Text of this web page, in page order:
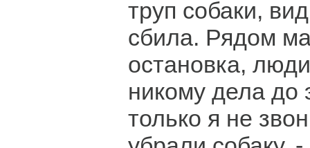
труп собаки,
сбила. Рядом
остановка,
никому дела до
только я не